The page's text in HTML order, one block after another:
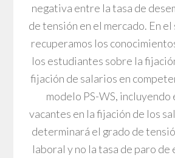
negativa entre la tasa de
de tensión en el mercado. En
recuperamos los
los estudiantes sobre la
fijación de salarios en
modelo PS-WS, incluyendo
vacantes en la fijación de los
determinará el grado de
laboral y no la tasa de paro